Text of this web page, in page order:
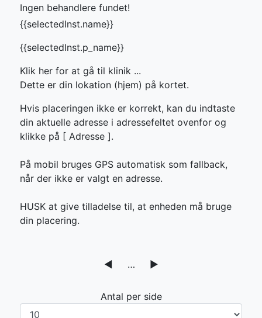
Ingen behandlere fundet!
{{selectedInst.name}}
{{selectedInst.p_name}}
Klik her for at gå til klinik ...
Dette er din lokation (hjem) på kortet.
Hvis placeringen ikke er korrekt, kan du indtaste
din aktuelle adresse i adressefeltet ovenfor og
klikke på [ Adresse ].
På mobil bruges GPS automatisk som fallback,
når der ikke er valgt en adresse.
HUSK at give tilladelse til, at enheden må bruge
din placering.
◀ … ▶
Antal per side